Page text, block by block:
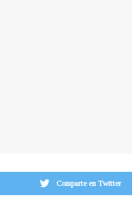
Comparte en Twitter